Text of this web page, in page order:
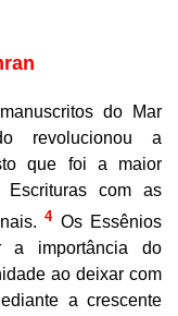
do Mar
revolucionou a
que foi a maior
Escrituras com as
4Os Essênios
a importância do
ao deixar com
a crescente